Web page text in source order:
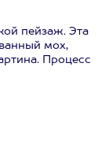
пейзаж. Эта
мох,
Процесс